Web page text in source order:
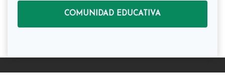
COMUNIDAD EDUCATIVA